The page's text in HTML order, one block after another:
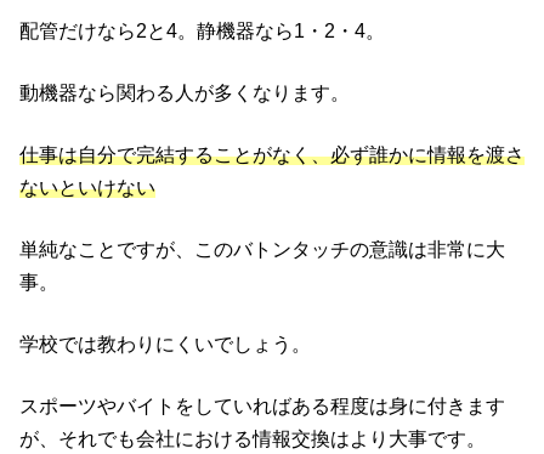
配管だけなら2と4。静機器なら1・2・4。
動機器なら関わる人が多くなります。
仕事は自分で完結することがなく、必ず誰かに情報を渡さ
ないといけない
単純なことですが、このバトンタッチの意識は非常に大
事。
学校では教わりにくいでしょう。
スポーツやバイトをしていればある程度は身に付きます
が、それでも会社における情報交換はより大事です。